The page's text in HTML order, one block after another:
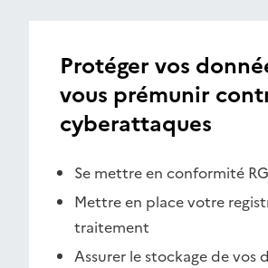
Protéger vos
vous prémunir
cyberattaques
Se mettre en conformité
Mettre en place votre
traitement
Assurer le stockage de vos